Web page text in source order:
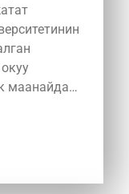
маанайда…